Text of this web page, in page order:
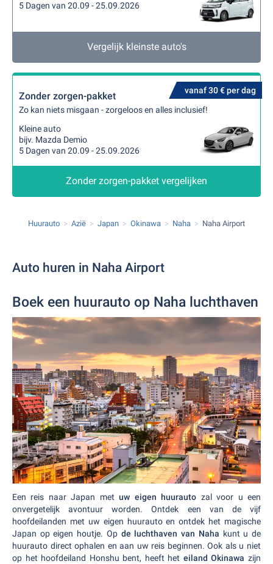
5 Dagen van 20.09 - 25.09.2026
Vergelijk kleinste auto's
vanaf 30 € per dag
Zonder zorgen-pakket
Zo kan niets misgaan - zorgeloos en alles inclusief!
Kleine auto
bijv. Mazda Demio
5 Dagen van 20.09 - 25.09.2026
Zonder zorgen-pakket vergelijken
Huurauto Azië Japan Okinawa Naha Naha Airport
Auto huren in Naha Airport
Boek een huurauto op Naha luchthaven
Een reis naar Japan metuw eigen huurauto zal voor u een
onvergetelijk avontuur worden. Ontdek een van de vijf
hoofdeilanden met uw eigen huurauto en ontdek het magische
Japan op eigen houtje. Op de luchthaven van Naha kunt u de
huurauto direct ophalen en aan uw reis beginnen. Ook als u niet
op het hoofdeiland Honshu bent, heeft het eiland Okinawa zijn